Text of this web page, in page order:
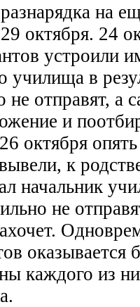
на
октября. 24
устроили
училища в
не отправят, а
и
октября
к
начальник
не
оказывается
каждого из